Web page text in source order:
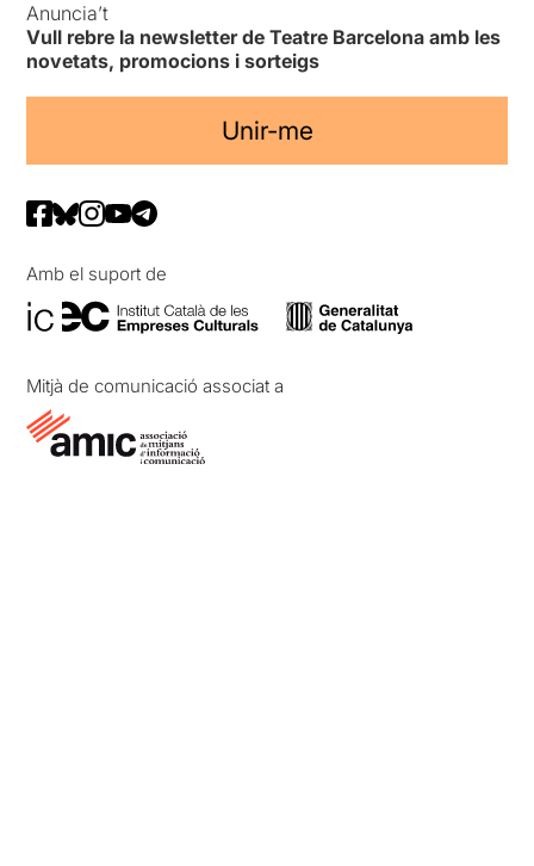
Anuncia’t
Vull rebre la newsletter de Teatre Barcelona amb les
novetats, promocions i sorteigs
Unir-me
Amb el suport de
Mitjà de comunicació associat a